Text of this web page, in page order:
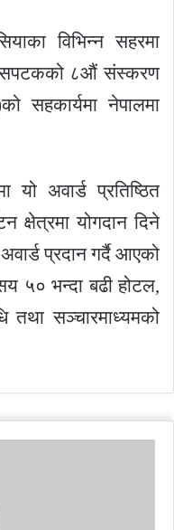
विभिन्न सहरमा
८औं संस्करण
सहकार्यमा नेपालमा
यो अवार्ड प्रतिष्ठित
क्षेत्रमा योगदान दिने
प्रदान गर्दै आएको
५० भन्दा बढी होटल,
तथा सञ्चारमाध्यमको